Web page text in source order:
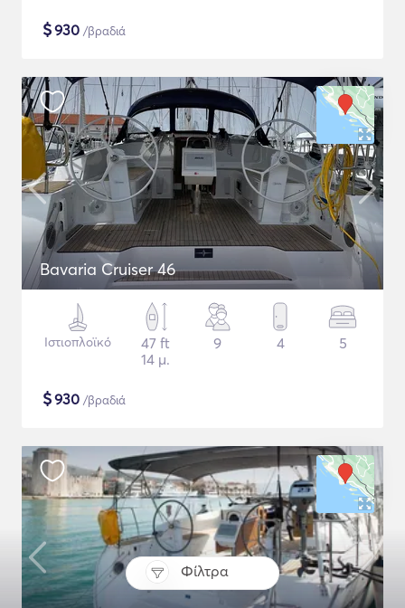
Φίλτρα
$930 /βραδιά
Bavaria Cruiser 46
Ιστιοπλοϊκό
47 ft
14 μ.
9 4 5
$930 /βραδιά